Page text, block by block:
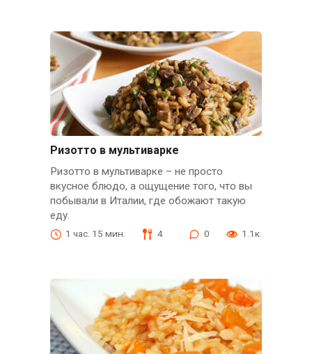
Ризотто в мультиварке
Ризотто в мультиварке – не просто
вкусное блюдо, а ощущение того, что вы
побывали в Италии, где обожают такую
еду.
1 час. 15 мин. 4 0 1.1к.